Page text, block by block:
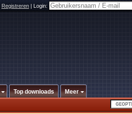
Registreren|Login:
Top downloads Meer